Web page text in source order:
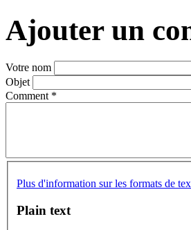
Ajouter un
Votre nom
Objet
Comment *
Plus d'information sur les formats de
Plain text